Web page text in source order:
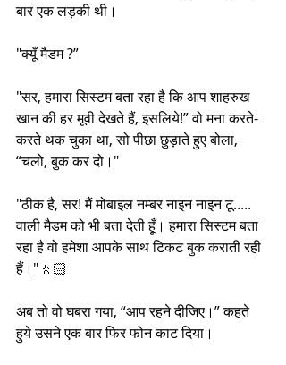
बार एक लड़की थी।
"क्यूँ मैडम ?”
"सर, हमारा सिस्टम बता रहा है कि आप शाहरुख
खान की हर मूवी देखते हैं, इसलिये!” वो मना करते-
करते थक चुका था, सो पीछा छुड़ाते हुए बोला,
“चलो, बुक कर दो।"
"ठीक है, सर! मैं मोबाइल नम्बर नाइन नाइन टू.....
वाली मैडम को भी बता देती हूँ। हमारा सिस्टम बता
रहा है वो हमेशा आपके साथ टिकट बुक कराती रही
हैं।"🚶🏻
अब तो वो घबरा गया, “आप रहने दीजिए।” कहते
हुये उसने एक बार फिर फोन काट दिया।